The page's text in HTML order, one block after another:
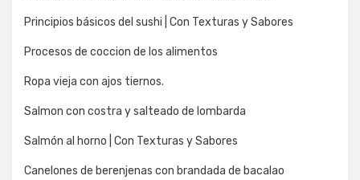
Principios básicos del sushi | Con Texturas y Sabores
Procesos de coccion de los alimentos
Ropa vieja con ajos tiernos.
Salmon con costra y salteado de lombarda
Salmón al horno | Con Texturas y Sabores
Canelones de berenjenas con brandada de bacalao